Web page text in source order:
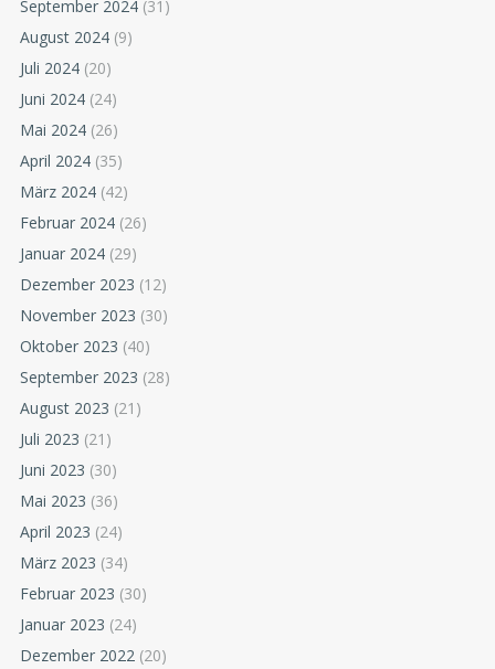
September 2024 (31)
August 2024 (9)
Juli 2024 (20)
Juni 2024 (24)
Mai 2024 (26)
April 2024 (35)
März 2024 (42)
Februar 2024 (26)
Januar 2024 (29)
Dezember 2023 (12)
November 2023 (30)
Oktober 2023 (40)
September 2023 (28)
August 2023 (21)
Juli 2023 (21)
Juni 2023 (30)
Mai 2023 (36)
April 2023 (24)
März 2023 (34)
Februar 2023 (30)
Januar 2023 (24)
Dezember 2022 (20)